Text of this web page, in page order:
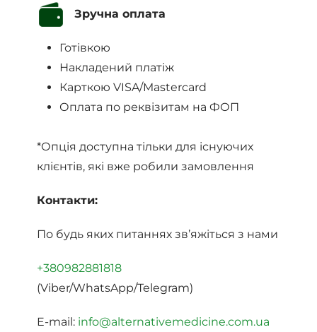
Зручна оплата
Готівкою
Накладений платіж
Карткою VISA/Mastercard
Оплата по реквізитам на ФОП
*Опція доступна тільки для існуючих
клієнтів, які вже робили замовлення
Контакти:
По будь яких питаннях зв’яжіться з нами
+380982881818
(Viber/WhatsApp/Telegram)
E-mail: info@alternativemedicine.com.ua